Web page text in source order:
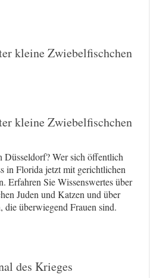
kleine Zwiebelfischchen
kleine Zwiebelfischchen
Düsseldorf? Wer sich öffentlich
in Florida jetzt mit gerichtlichen
Erfahren Sie Wissenswertes über
Juden und Katzen und über
die überwiegend Frauen sind.
des Krieges